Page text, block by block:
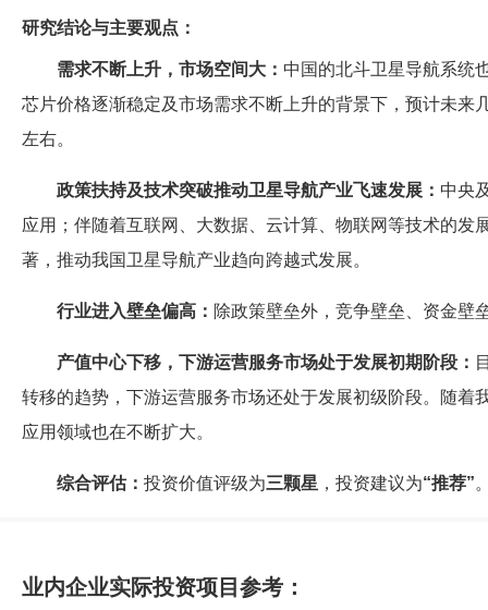
研究结论与主要观点：
需求不断上升，市场空间大： 中国的北斗卫星导航系统
芯片价格逐渐稳定及市场需求不断上升的背景下，预计未
左右。
政策扶持及技术突破推动卫星导航产业飞速发展： 中央
应用；伴随着互联网、大数据、云计算、物联网等技术的
著，推动我国卫星导航产业趋向跨越式发展。
行业进入壁垒偏高： 除政策壁垒外，竞争壁垒、资金壁
产值中心下移，下游运营服务市场处于发展初期阶段：
转移的趋势，下游运营服务市场还处于发展初级阶段。随
应用领域也在不断扩大。
综合评估： 投资价值评级为三颗星 ，投资建议为“推荐”
业内企业实际投资项目参考：